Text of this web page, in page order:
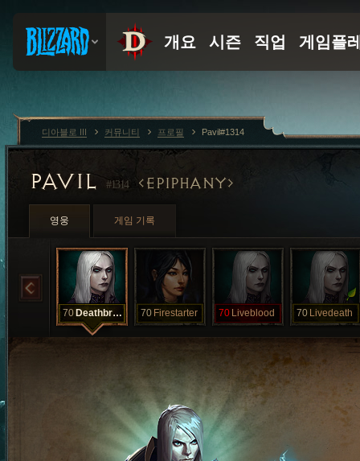
PAVIL #1314 EPIPHANY
영웅 게임 기록
70 Deathbringer 70 Firestarter 70 Liveblood 70 Livedeath
디아블로 III 커뮤니티 프로필 Pavil#1314